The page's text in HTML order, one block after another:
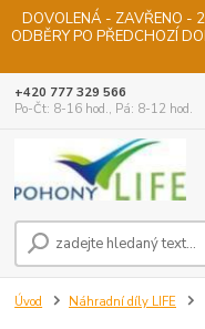
DOVOLENÁ - ZAVŘENO -
ODBĚRY PO PŘEDCHOZÍ
+420 777 329 566
Po-Čt: 8-16 hod., Pá: 8-12 hod.
Úvod Náhradní díly LIFE